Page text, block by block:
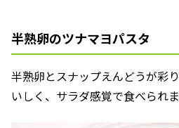
半熟卵のツナマヨパスタ
半熟卵とスナップえんどうが彩
いしく、サラダ感覚で食べられま